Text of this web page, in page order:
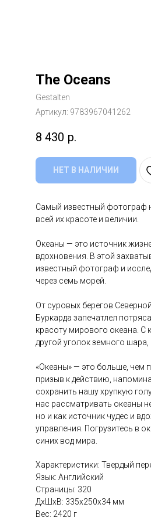
The Oceans
Gestalten
Артикул: 9783967041262
8 430 р.
НЕТ В НАЛИЧИИ
Самый известный фотограф
всей их красоте и величии.
Океаны — это источник
вдохновения. В этой
известный фотограф и
через семь морей.
От суровых берегов
Буркарда запечатлел
красоту мирового океана. С
другой уголок земного
«Океаны» — это больше, чем
призыв к действию,
сохранить нашу хрупкую
нас рассматривать океаны
но и как источник чудес и
управления. Погрузитесь в
синих вод мира.
Характеристики: Твердый
Язык: Английский
Страницы: 320
ДxШxВ: 335x250x34 мм
Вес: 2420 г